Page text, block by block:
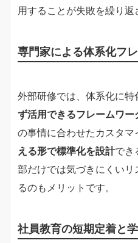
用することが失敗を繰り返
専門家による体系化フ
外部研修では、体系化に特
ず活用できるフレームワー
の事情に合わせたカスタマ
える形で標準化を設計でき
部だけでは気づきにくい
るのもメリットです。
社員教育の短期定着と